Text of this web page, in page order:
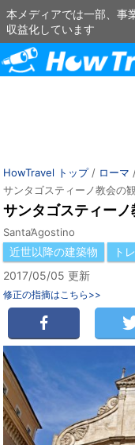
本メディアでは一部、事
収益化しています
HowTravel トップ/ ローマ
サンタゴスティーノ教会の
サンタゴスティーノ
Santa’Agostino
近世以降の建築物
ト
2017/05/05 更新
修正の指摘はこちら>>